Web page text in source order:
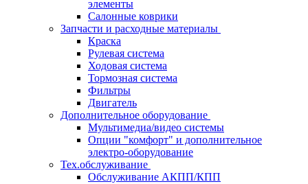
элементы
Салонные коврики
Запчасти и расходные материалы
Краска
Рулевая система
Ходовая система
Тормозная система
Фильтры
Двигатель
Дополнительное оборудование
Мультимедиа/видео системы
Опции "комфорт" и дополнительное
электро-оборудование
Тех.обслуживание
Обслуживание АКПП/КПП